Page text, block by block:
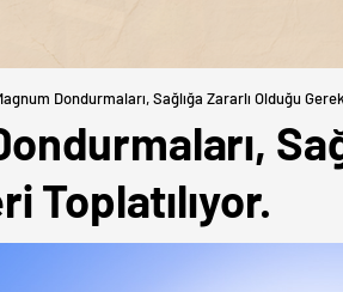
Dondurmaları, Sağlığa Zararlı Olduğu
Toplatılıyor.